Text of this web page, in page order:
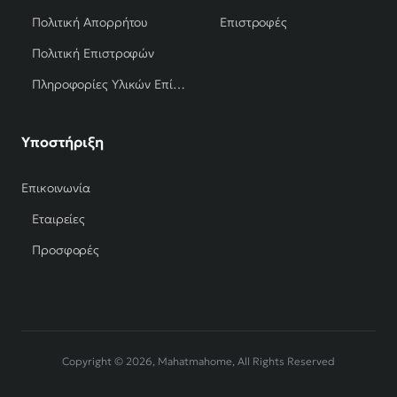
Πολιτική Απορρήτου
Πολιτική Επιστροφών
Πληροφορίες Υλικών Επίπλων
Επιστροφές
Υποστήριξη
Επικοινωνία
Εταιρείες
Προσφορές
Copyright © 2026, Mahatmahome, All Rights Reserved